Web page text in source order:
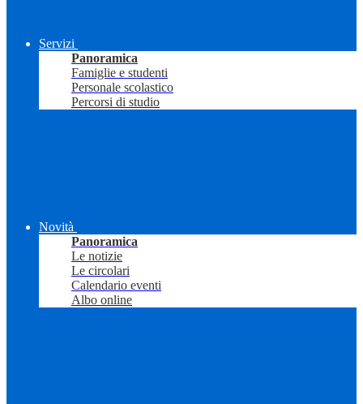
Servizi
Panoramica
Famiglie e studenti
Personale scolastico
Percorsi di studio
Novità
Panoramica
Le notizie
Le circolari
Calendario eventi
Albo online